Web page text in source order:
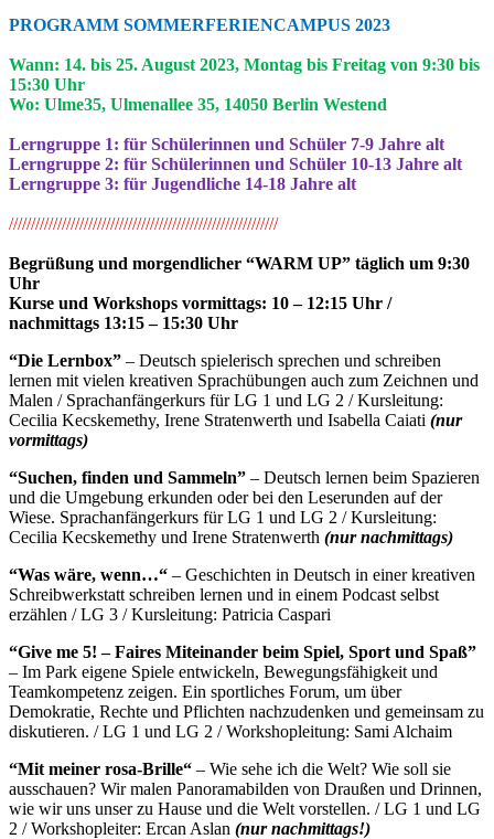
PROGRAMM SOMMERFERIENCAMPUS 2023
Wann: 14. bis 25. August 2023, Montag bis Freitag von 9:30 bis
15:30 Uhr
Wo: Ulme35, Ulmenallee 35, 14050 Berlin Westend
Lerngruppe 1: für Schülerinnen und Schüler 7-9 Jahre alt
Lerngruppe 2: für Schülerinnen und Schüler 10-13 Jahre alt
Lerngruppe 3: für Jugendliche 14-18 Jahre alt
/////////////////////////////////////////////////////////////
Begrüßung und morgendlicher “WARM UP” täglich um 9:30
Uhr
Kurse und Workshops vormittags: 10 – 12:15 Uhr /
nachmittags 13:15 – 15:30 Uhr
“Die Lernbox” – Deutsch spielerisch sprechen und schreiben
lernen mit vielen kreativen Sprachübungen auch zum Zeichnen und
Malen / Sprachanfängerkurs für LG 1 und LG 2 / Kursleitung:
Cecilia Kecskemethy, Irene Stratenwerth und Isabella Caiati (nur
vormittags)
“Suchen, finden und Sammeln” – Deutsch lernen beim Spazieren
und die Umgebung erkunden oder bei den Leserunden auf der
Wiese. Sprachanfängerkurs für LG 1 und LG 2 / Kursleitung:
Cecilia Kecskemethy und Irene Stratenwerth (nur nachmittags)
“Was wäre, wenn…“ – Geschichten in Deutsch in einer kreativen
Schreibwerkstatt schreiben lernen und in einem Podcast selbst
erzählen / LG 3 / Kursleitung: Patricia Caspari
“Give me 5! – Faires Miteinander beim Spiel, Sport und Spaß”
– Im Park eigene Spiele entwickeln, Bewegungsfähigkeit und
Teamkompetenz zeigen. Ein sportliches Forum, um über
Demokratie, Rechte und Pflichten nachzudenken und gemeinsam zu
diskutieren. / LG 1 und LG 2 / Workshopleitung: Sami Alchaim
“Mit meiner rosa-Brille“ – Wie sehe ich die Welt? Wie soll sie
ausschauen? Wir malen Panoramabilden von Draußen und Drinnen,
wie wir uns unser zu Hause und die Welt vorstellen. / LG 1 und LG
2 / Workshopleiter: Ercan Aslan (nur nachmittags!)